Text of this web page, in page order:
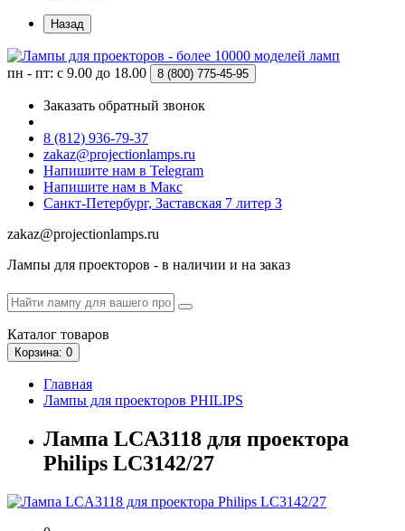
Назад
пн - пт: с 9.00 до 18.00 8 (800) 775-45-95
Заказать обратный звонок
8 (812) 936-79-37
zakaz@projectionlamps.ru
Напишите нам в Telegram
Напишите нам в Макс
Санкт-Петербург, Заставская 7 литер З
zakaz@projectionlamps.ru
Лампы для проекторов - в наличии и на заказ
Каталог товаров
Корзина: 0
Главная
Лампы для проекторов PHILIPS
Лампа LCA3118 для проектора
Philips LC3142/27